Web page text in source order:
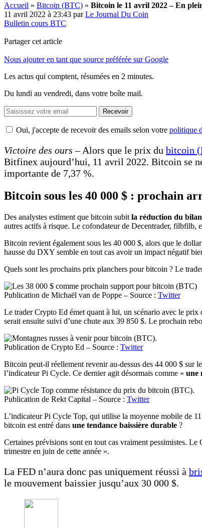
Accueil » Bitcoin (BTC) » Bitcoin le 11 avril 2022 – En
11 avril 2022 à 23:43 parLe Journal Du Coin
Bulletin cours BTC
Partager cet article
Nous ajouter en tant que source préférée sur Google
Les actus qui comptent, résumées en 2 minutes.
Du lundi au vendredi, dans votre boîte mail.
Recevoir
Oui, j'accepte de recevoir des emails selon votre politique
Victoire des ours – Alors que le prix du bitcoin
Bitfinex aujourd’hui, 11 avril 2022. Bitcoin se
importante de 7,37 %.
Bitcoin sous les 40 000 $ : prochain
Des analystes estiment que bitcoin subit la réduction du
autres actifs à risque. Le cofondateur de Decentrader, filbfilb,
Bitcoin revient également sous les 40 000 $, alors que le
hausse du DXY semble en tout cas avoir un impact négatif
Quels sont les prochains prix planchers pour bitcoin ? Le
Publication de Michaël van de Poppe – Source : Twitter
Le trader Crypto Ed émet quant à lui, un scénario avec le prix
serait ensuite suivi d’une chute aux 39 850 $. Le prochain
Publication de Crypto Ed – Source : Twitter
Bitcoin peut-il réellement revenir au-dessus des 44 000 $ sur
l’indicateur Pi Cycle. Ce dernier agit désormais comme « une
Publication de Rekt Capital – Source : Twitter
L’indicateur Pi Cycle Top, qui utilise la moyenne mobile de
bitcoin est entré dans une tendance baissière durable ?
Certaines prévisions sont en tout cas vraiment pessimistes.
trimestre en juin de cette année ».
La FED n’aura donc pas uniquement réussi à
le mouvement baissier jusqu’aux 30 000 $.